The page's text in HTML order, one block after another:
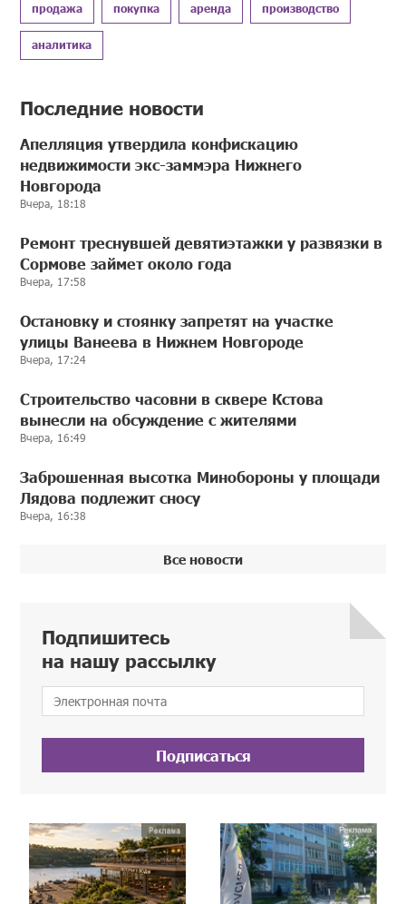
продажа покупка аренда производство
аналитика
Последние новости
Апелляция утвердила конфискацию
недвижимости экс-заммэра Нижнего
Новгорода
Вчера, 18:18
Ремонт треснувшей девятиэтажки у развязки в
Сормове займет около года
Вчера, 17:58
Остановку и стоянку запретят на участке
улицы Ванеева в Нижнем Новгороде
Вчера, 17:24
Строительство часовни в сквере Кстова
вынесли на обсуждение с жителями
Вчера, 16:49
Заброшенная высотка Минобороны у площади
Лядова подлежит сносу
Вчера, 16:38
Все новости
Подпишитесь
на нашу рассылку
Подписаться